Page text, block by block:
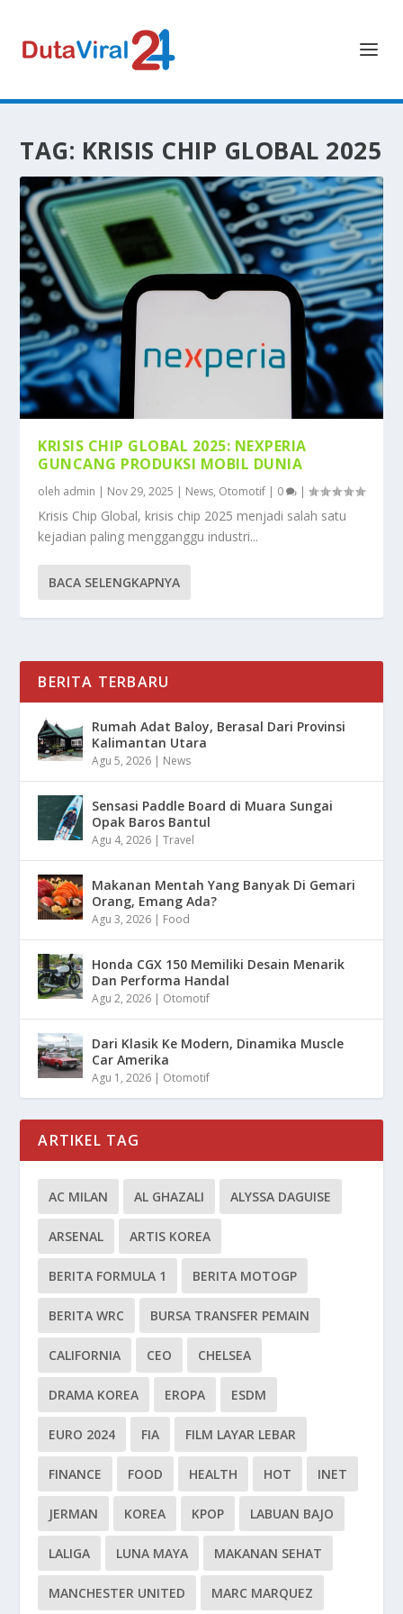
TAG: KRISIS CHIP GLOBAL 2025
KRISIS CHIP GLOBAL 2025: NEXPERIA
GUNCANG PRODUKSI MOBIL DUNIA
oleh admin | Nov 29, 2025 | News, Otomotif | 0 |
Krisis Chip Global, krisis chip 2025 menjadi salah satu
kejadian paling mengganggu industri...
BACA SELENGKAPNYA
BERITA TERBARU
Rumah Adat Baloy, Berasal Dari Provinsi
Kalimantan Utara
Agu 5, 2026 | News
Sensasi Paddle Board di Muara Sungai
Opak Baros Bantul
Agu 4, 2026 |Travel
Makanan Mentah Yang Banyak Di Gemari
Orang, Emang Ada?
Agu 3, 2026 | Food
Honda CGX 150 Memiliki Desain Menarik
Dan Performa Handal
Agu 2, 2026 | Otomotif
Dari Klasik Ke Modern, Dinamika Muscle
Car Amerika
Agu 1, 2026 | Otomotif
ARTIKEL TAG
AC MILAN AL GHAZALI ALYSSA DAGUISE
ARSENAL ARTIS KOREA
BERITA FORMULA 1 BERITA MOTOGP
BERITA WRC BURSA TRANSFER PEMAIN
CALIFORNIA CEO CHELSEA
DRAMA KOREA EROPA ESDM
EURO 2024 FIA FILM LAYAR LEBAR
FINANCE FOOD HEALTH HOT INET
JERMAN KOREA KPOP LABUAN BAJO
LALIGA LUNA MAYA MAKANAN SEHAT
MANCHESTER UNITED MARC MARQUEZ